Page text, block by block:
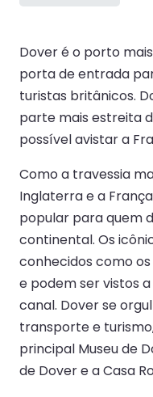
Dover é o porto
porta de entrada
turistas britânicos.
parte mais estreita
possível avistar a
Como a travessia
Inglaterra e a
popular para quem
continental. Os
conhecidos como
e podem ser vistos
canal. Dover se
transporte e
principal Museu de
de Dover e a Casa